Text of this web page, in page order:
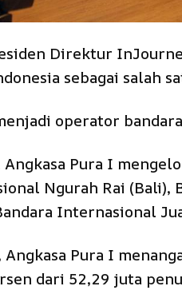
Direktur
sebagai salah
operator
Pura I
Ngurah Rai (Bali),
Internasional
Angkasa Pura I
dari 52,29 juta